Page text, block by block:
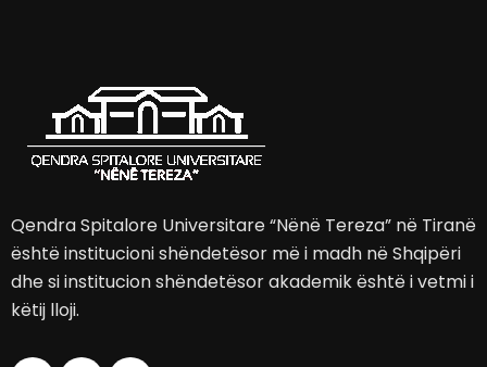
Qendra Spitalore Universitare “Nënë Tereza” në Tiranë
është institucioni shëndetësor më i madh në Shqipëri
dhe si institucion shëndetësor akademik është i vetmi i
këtij lloji.